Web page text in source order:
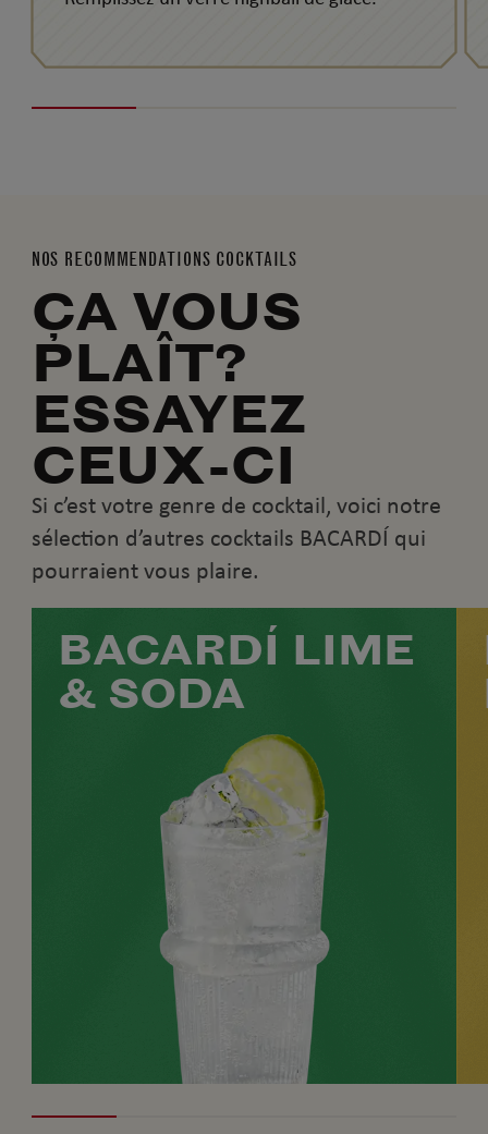
NOS RECOMMENDATIONS COCKTAILS
ÇA VOUS
PLAÎT?
ESSAYEZ
CEUX-CI
Si c’est votre genre de cocktail, voici notre
sélection d’autres cocktails BACARDÍ qui
pourraient vous plaire.
BACARDÍ LIME
& SODA